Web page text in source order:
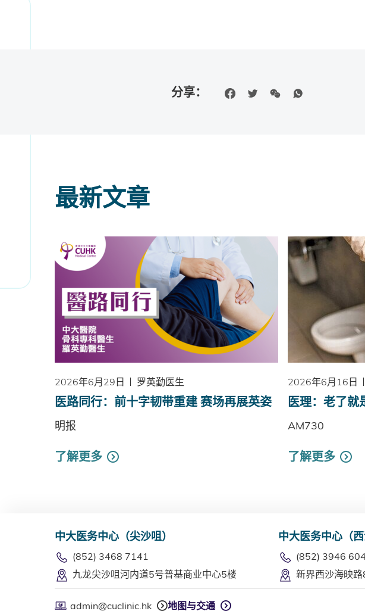
分享：
最新文章
2026年6月29日 罗英勤医生
医路同行：前十字韧带重建 赛场再展英姿
明报
了解更多
2026年6月16日
医理：老了就
AM730
了解更多
中大医务中心（尖沙咀）
(852) 3468 7141
九龙尖沙咀河内道5号普基商业中心5楼
中大医务中心（西
(852) 3946
新界西沙海映
admin@cuclinic.hk 地图与交通